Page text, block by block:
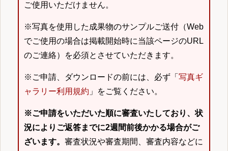
ご使用いただけません。
※写真を使用した成果物のサンプルご送付（Web
でご使用の場合は掲載開始時に当該ページのURL
のご連絡）を必須とさせていただきます。
※ご申請、ダウンロードの前には、必ず「 写真ギ
ャラリー利用規約 」をご覧ください。
※ご申請をいただいた順に審査いたしており、状
況によりご返答までに2週間前後かかる場合がご
ざいます。 審査状況や審査期間、審査内容などに